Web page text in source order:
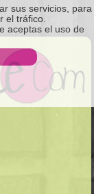
sus servicios, para
el tráfico.
aceptas el uso de